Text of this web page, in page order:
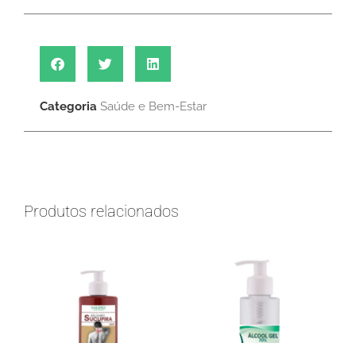
Categoria Saúde e Bem-Estar
Produtos relacionados